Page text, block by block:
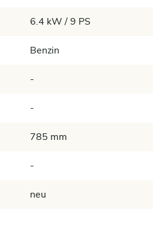
6.4 kW / 9 PS
Benzin
-
-
785 mm
-
neu